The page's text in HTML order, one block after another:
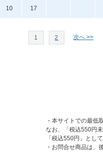
10 17
1 2 次へ >>
・本サイトでの最低
なお、「税込550円
「税込550円」とし
・お問合せ商品は、